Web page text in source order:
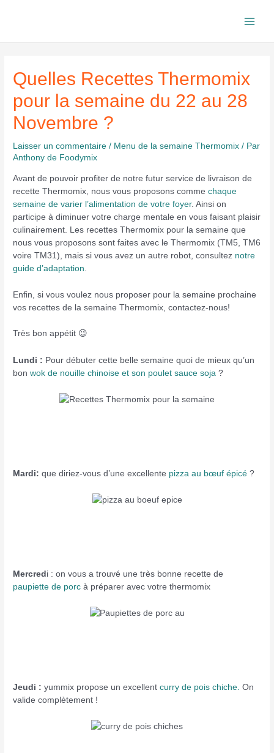
Quelles Recettes Thermomix
pour la semaine du 22 au 28
Novembre ?
Laisser un commentaire / Menu de la semaine Thermomix / Par
Anthony de Foodymix
Avant de pouvoir profiter de notre futur service de livraison de
recette Thermomix, nous vous proposons commechaque
semaine de varier l’alimentation de votre foyer. Ainsi on
participe à diminuer votre charge mentale en vous faisant plaisir
culinairement. Les recettes Thermomix pour la semaine que
nous vous proposons sont faites avec le Thermomix (TM5, TM6
voire TM31), mais si vous avez un autre robot, consultez notre
guide d’adaptation
Enfin, si vous voulez nous proposer pour la semaine prochaine
vos recettes de la semaine Thermomix, contactez-nous!
Très bon appétit 😉
Lundi : Pour débuter cette belle semaine quoi de mieux qu’un
bonwok de nouille chinoise et son poulet sauce soja ?
Mardi: que diriez-vous d’une excellente pizza au bœuf épicé ?
Mercred i : on vous a trouvé une très bonne recette de
paupiette de porc à préparer avec votre thermomix
Jeudi : yummix propose un excellent curry de pois chiche. On
valide complètement !